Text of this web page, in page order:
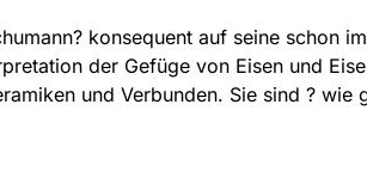
konsequent auf seine schon
der Gefüge von Eisen und
und Verbunden. Sie sind ? wie